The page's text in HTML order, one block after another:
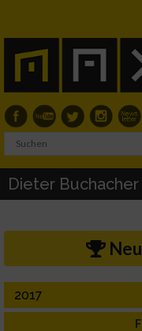
Dieter Buchacher
2017